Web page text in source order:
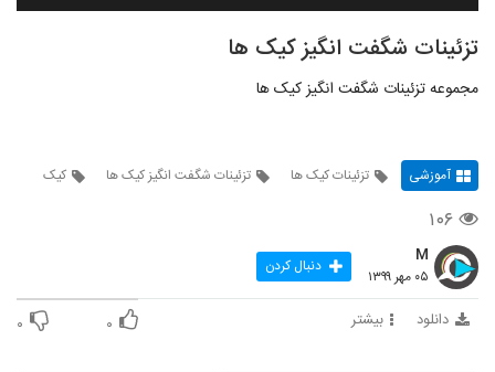
تزئینات شگفت انگیز کیک ها
مجموعه تزئینات شگفت انگیز کیک ها
آموزشی تزئینات کیک ها تزئینات شگفت انگیز کیک ها کیک
۱۰۶
M
۰۵ مهر ۱۳۹۹ دنبال کردن
دانلود بیشتر ۰ ۰